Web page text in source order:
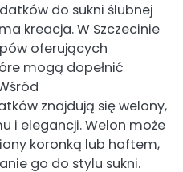
do sukni ślubnej
kreacja. W Szczecinie
oferujących
mogą dopełnić
znajdują się welony,
i elegancji. Welon może
koronką lub haftem,
go do stylu sukni.